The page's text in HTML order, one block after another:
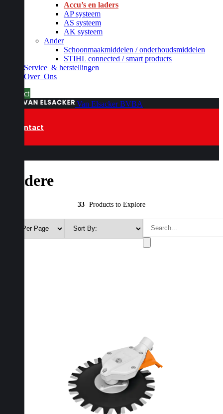
Accu’s en laders
AP systeem
AS systeem
AK systeem
Ander
Schoonmaakmiddelen / onderhoudsmiddelen
STIHL connected / smart products
Service & herstellingen
Over Ons
Contact
Van Elsacker BVBA
Contact
Andere
33 Products to Explore